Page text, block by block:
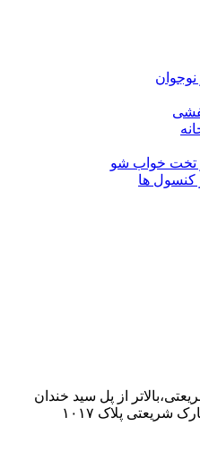
تخت خواب شو
کنسول ها
از پل سید خندان
شریعتی پلاک ۱۰۱۷